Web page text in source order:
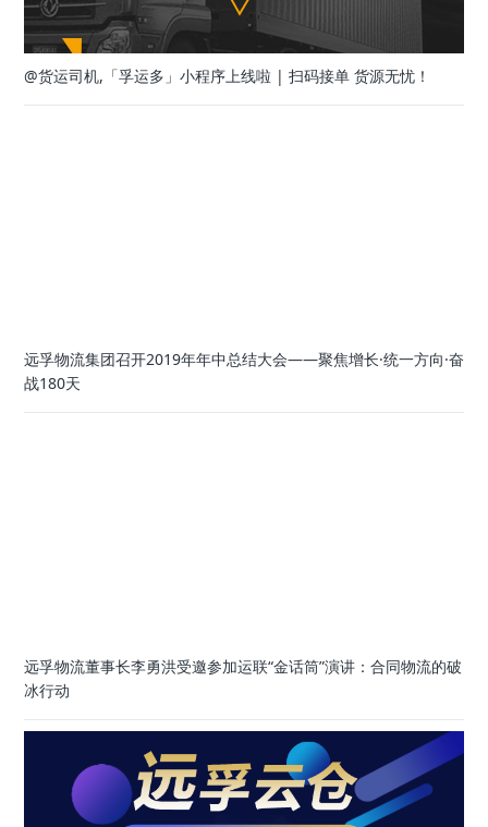
@货运司机,「孚运多」小程序上线啦 | 扫码接单 货源无忧！
远孚物流集团召开2019年年中总结大会——聚焦增长·统一方向·奋
战180天
远孚物流董事长李勇洪受邀参加运联“金话筒”演讲：合同物流的破
冰行动